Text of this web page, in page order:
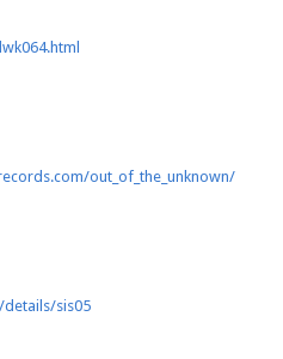
out_of_the_unknown/
sis05